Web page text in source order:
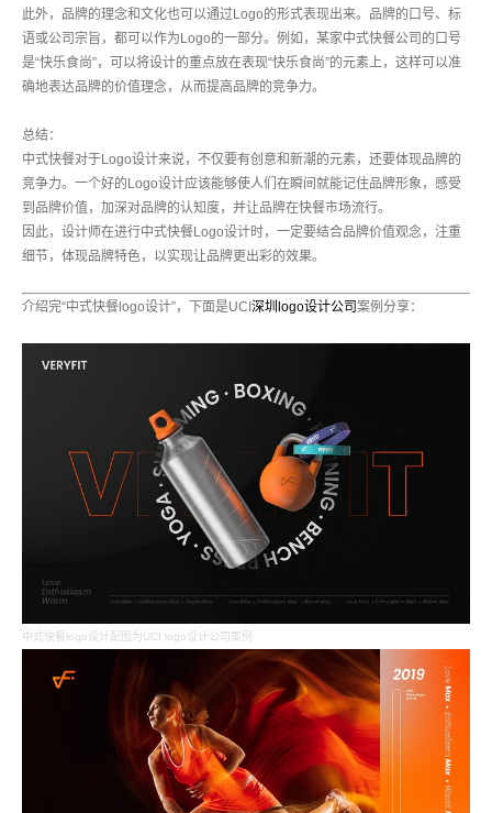
此外，品牌的理念和文化也可以通过Logo的形式表现出来。品牌的口号、标
语或公司宗旨，都可以作为Logo的一部分。例如，某家中式快餐公司的口号
是“快乐食尚”，可以将设计的重点放在表现“快乐食尚”的元素上，这样可以准
确地表达品牌的价值理念，从而提高品牌的竞争力。
总结：
中式快餐对于Logo设计来说，不仅要有创意和新潮的元素，还要体现品牌的
竞争力。一个好的Logo设计应该能够使人们在瞬间就能记住品牌形象，感受
到品牌价值，加深对品牌的认知度，并让品牌在快餐市场流行。
因此，设计师在进行中式快餐Logo设计时，一定要结合品牌价值观念，注重
细节，体现品牌特色，以实现让品牌更出彩的效果。
介绍完“中式快餐logo设计”，下面是UCI 深圳logo设计公司 案例分享：
中式快餐logo设计配图为UCI logo设计公司案例